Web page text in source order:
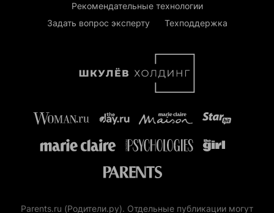
Рекомендательные технологии
Задать вопрос эксперту
Техподдержка
Parents.ru (Родители.ру). Отдельные публикации могут